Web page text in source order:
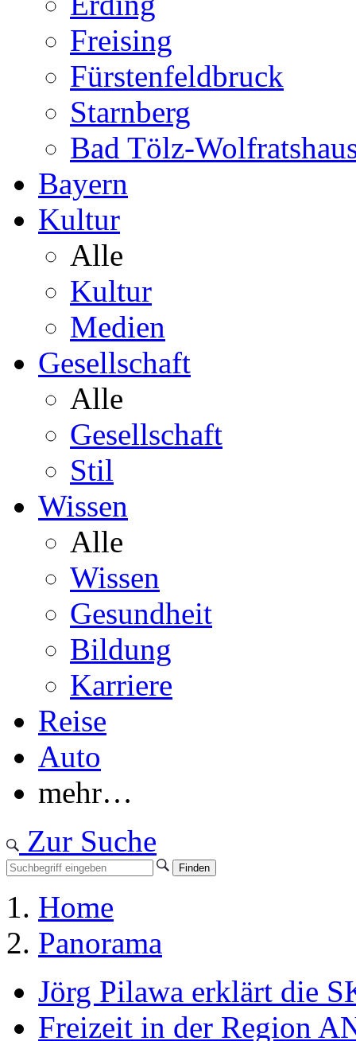
Freising
Fürstenfeldbruck
Starnberg
Bad Tölz-
Bayern
Kultur
Alle
Kultur
Medien
Gesellschaft
Alle
Gesellschaft
Stil
Wissen
Alle
Wissen
Gesundheit
Bildung
Karriere
Reise
Auto
mehr…
Zur Suche
Home
Panorama
Jörg Pilawa erklärt die
Freizeit in der Region